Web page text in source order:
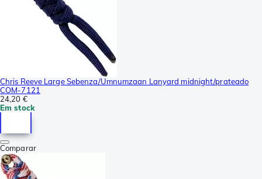
Chris Reeve Large Sebenza/Umnumzaan Lanyard midnight/prateado
COM-7121
24,20 €
Em stock
Comparar